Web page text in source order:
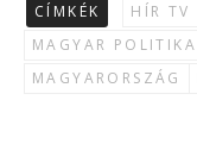
CÍMKÉK HÍR TV
MAGYAR POLITIKA
MAGYARORSZÁG